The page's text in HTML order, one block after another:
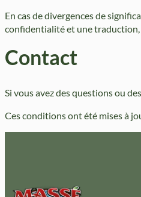
En cas de divergences de
confidentialité et une
Contact
Si vous avez des questions ou
Ces conditions ont été mises à